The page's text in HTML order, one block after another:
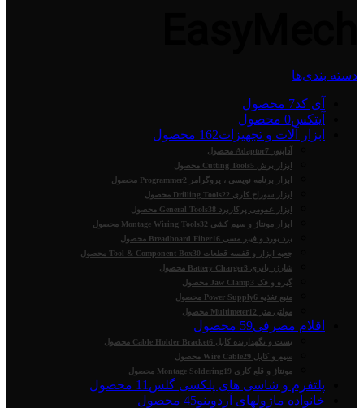
دسته بندی‌ها
آی کد7 محصول
آیتکس0 محصول
ابزار آلات و تجهیزات162 محصول
آداپتور Adaptor 7 محصول
ابزار برش Cutting Tools 5 محصول
ابزار برنامه نویسی ، پروگرامر Programmer 2 محصول
ابزار سوراخ کاری Drilling Tools 22 محصول
ابزار عمومی پرکاربرد General Tools 38 محصول
ابزار مونتاژ و سیم کشی Montage Wiring Tools 32 محصول
برد بورد و فیبر مسی Breadboard Fiber 16 محصول
جعبه ابزار و قفسه قطعات Tool & Component Box 30 محصول
شارژر باتری Battery Charger 3 محصول
گیره و فک Jaw Clamp 3 محصول
منبع تغذیه Power Supply 6 محصول
مولتی متر Multimeter 12 محصول
اقلام مصرفی59 محصول
بست و نگهدارنده کابل Cable Holder Bracket 6 محصول
سیم و کابل Wire Cable 29 محصول
مونتاژ و قلع کاری Montage Soldering 19 محصول
پلتفرم و شاسی های پلکسی گلس 11 محصول
خانواده ماژولهای آردوینو45 محصول